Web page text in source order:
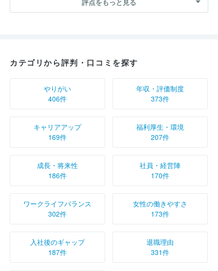
評点をもっと見る
カテゴリから評判・口コミを探す
やりがい
406件
年収・評価制度
373件
キャリアアップ
169件
福利厚生・環境
207件
成長・将来性
186件
社員・経営陣
170件
ワークライフバランス
302件
女性の働きやすさ
173件
入社後のギャップ
187件
退職理由
331件